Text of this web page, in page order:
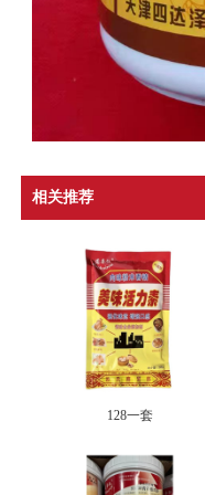
相关推荐
128一套